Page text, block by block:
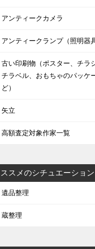
アンティークカメラ
アンティークランプ（照明器
古い印刷物（ポスター、チラ
チラベル、おもちゃのパッケ
ど）
矢立
高額査定対象作家一覧
スメのシチュエーション
遺品整理
蔵整理